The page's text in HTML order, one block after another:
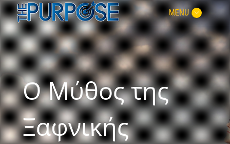
MENU
Ο Μύθος της
Ξαφνικής